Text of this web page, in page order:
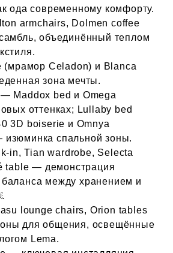
ода современному комфорту.
armchairs, Dolmen coffee
объединённый теплом
(мрамор Celadon) и Blanca
зона мечты.
Maddox bed и Omega
оттенках; Lullaby bed
3D boiserie и Omnya
спальной зоны.
Tian wardrobe, Selecta
table — демонстрация
баланса между хранением и
lounge chairs, Orion tables
для общения, освещённые
Lema.